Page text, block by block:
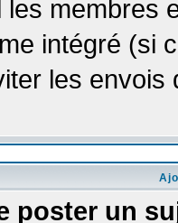
les membres
intégré (si
les
poster un